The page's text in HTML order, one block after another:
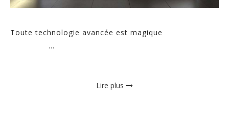
Toute technologie avancée est magique
...
Lire plus